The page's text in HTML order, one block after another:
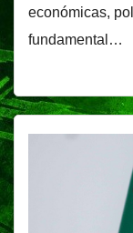
económicas,
fundamental…